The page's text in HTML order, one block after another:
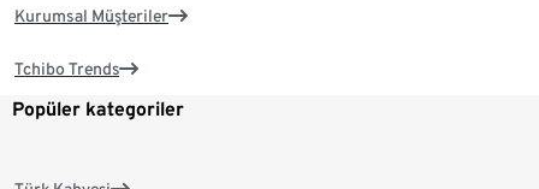
Kurumsal Müşteriler
Tchibo Trends
Popüler kategoriler